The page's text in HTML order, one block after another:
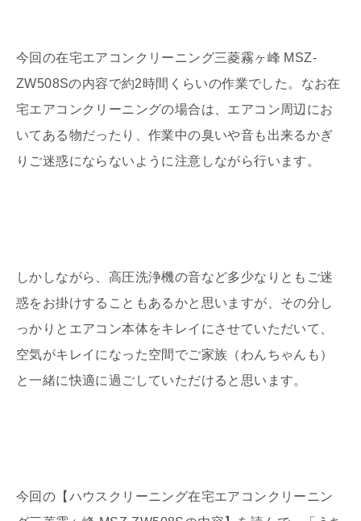
今回の在宅エアコンクリーニング三菱霧ヶ峰 MSZ-
ZW508Sの内容で約2時間くらいの作業でした。なお在
宅エアコンクリーニングの場合は、エアコン周辺にお
いてある物だったり、作業中の臭いや音も出来るかぎ
りご迷惑にならないように注意しながら行います。
しかしながら、高圧洗浄機の音など多少なりともご迷
惑をお掛けすることもあるかと思いますが、その分し
っかりとエアコン本体をキレイにさせていただいて、
空気がキレイになった空間でご家族（わんちゃんも）
と一緒に快適に過ごしていただけると思います。
今回の【ハウスクリーニング在宅エアコンクリーニン